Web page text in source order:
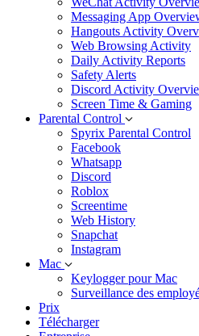
Messaging App
Hangouts Activity
Web Browsing Activity
Daily Activity Reports
Safety Alerts
Discord Activity
Screen Time & Gaming
Parental Control
Spyrix Parental Control
Facebook
Whatsapp
Discord
Roblox
Screentime
Web History
Snapchat
Instagram
Mac
Keylogger pour Mac
Surveillance des
Prix
Télécharger